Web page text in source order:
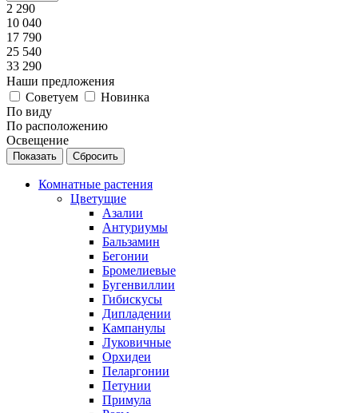
2 290
10 040
17 790
25 540
33 290
Наши предложения
Советуем
Новинка
По виду
По расположению
Освещение
Сбросить
Комнатные растения
Цветущие
Азалии
Антуриумы
Бальзамин
Бегонии
Бромелиевые
Бугенвиллии
Гибискусы
Дипладении
Кампанулы
Луковичные
Орхидеи
Пеларгонии
Петунии
Примула